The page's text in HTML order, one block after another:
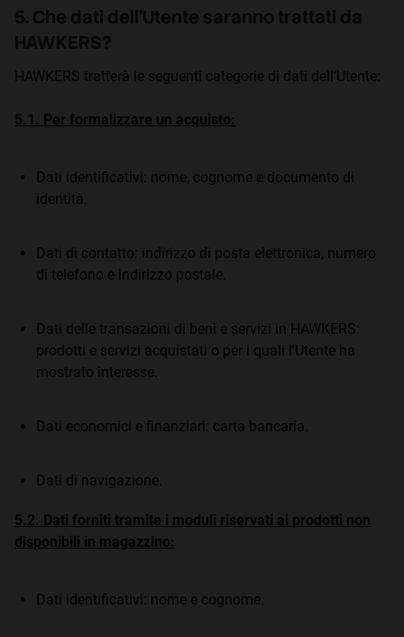
5. Che dati dell'Utente saranno trattati da
HAWKERS?
HAWKERS tratterà le seguenti categorie di dati dell'Utente:
5.1. Per formalizzare un acquisto:
Dati identificativi: nome, cognome e documento di
identità.
Dati di contatto: indirizzo di posta elettronica, numero
di telefono e indirizzo postale.
Dati delle transazioni di beni e servizi in HAWKERS:
prodotti e servizi acquistati o per i quali l'Utente ha
mostrato interesse.
Dati economici e finanziari: carta bancaria.
Dati di navigazione.
5.2. Dati forniti tramite i moduli riservati ai prodotti non
disponibili in magazzino:
Dati identificativi: nome e cognome.